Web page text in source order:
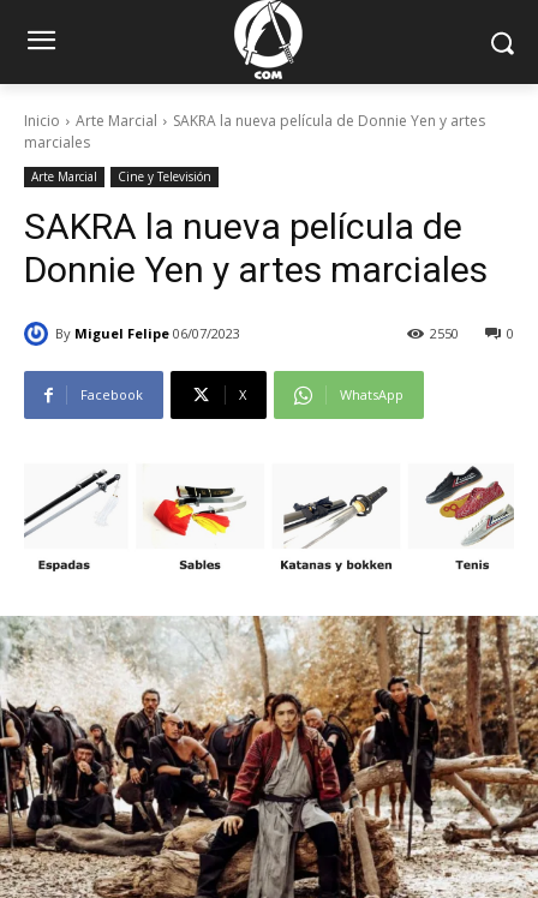
Inicio Arte Marcial
SAKRA la nueva película de Donnie Yen y artes
marciales
Arte Marcial Cine y Televisión
SAKRA la nueva película de
Donnie Yen y artes marciales
By Miguel Felipe 06/07/2023 0
2550
Facebook X WhatsApp